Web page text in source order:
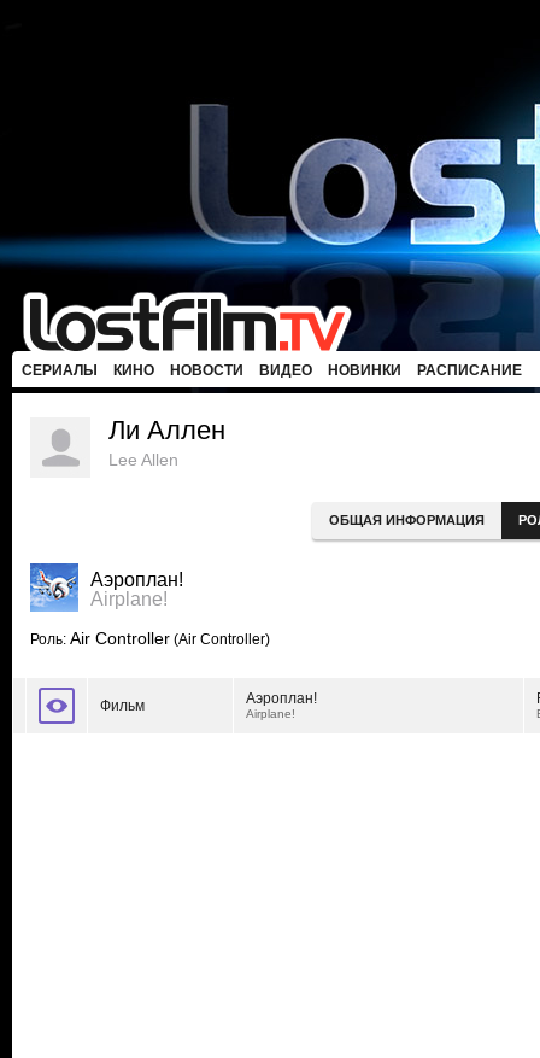
СЕРИАЛЫ КИНО НОВОСТИ ВИДЕО НОВИНКИ РАСПИСАНИЕ
Ли Аллен
Lee Allen
ОБЩАЯ ИНФОРМАЦИЯ
Аэроплан!
Airplane!
Роль: Air Controller (Air Controller)
Фильм Аэроплан!
Airplane!